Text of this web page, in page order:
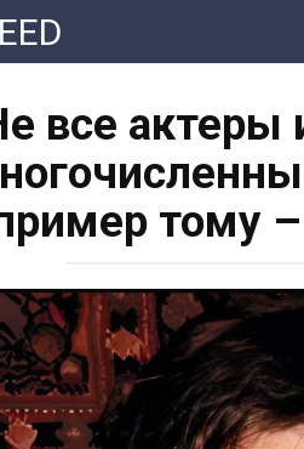
все
тому